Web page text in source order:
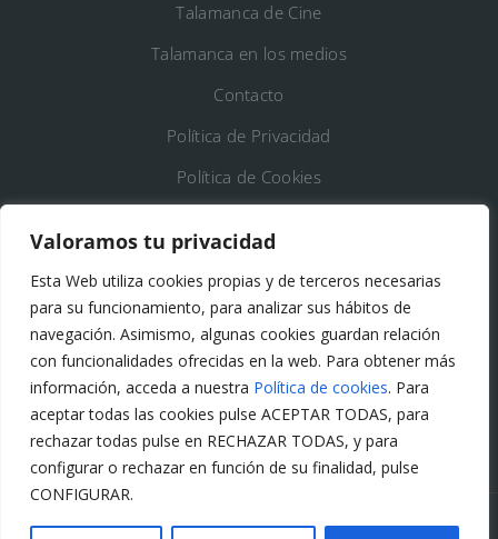
Valoramos tu privacidad
Esta Web utiliza cookies propias y de terceros necesarias
para su funcionamiento, para analizar sus hábitos de
navegación. Asimismo, algunas cookies guardan relación
con funcionalidades ofrecidas en la web. Para obtener más
información, acceda a nuestra Política de cookies. Para
aceptar todas las cookies pulse ACEPTAR TODAS, para
rechazar todas pulse en RECHAZAR TODAS, y para
configurar o rechazar en función de su finalidad, pulse
CONFIGURAR.
Talamanca de Cine
Talamanca en los medios
Contacto
Política de Privacidad
Política de Cookies
DATOS DE CONTACTO
Ayto. de Talamanca de Jarama
C/Fuente del Arca, 19 28160 Talamanca de
Jarama (Madrid)